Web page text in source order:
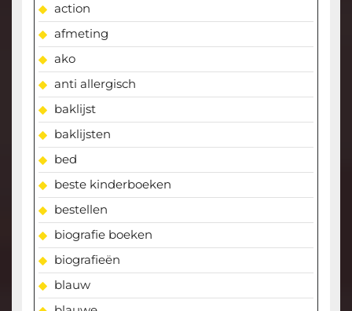
action
afmeting
ako
anti allergisch
baklijst
baklijsten
bed
beste kinderboeken
bestellen
biografie boeken
biografieën
blauw